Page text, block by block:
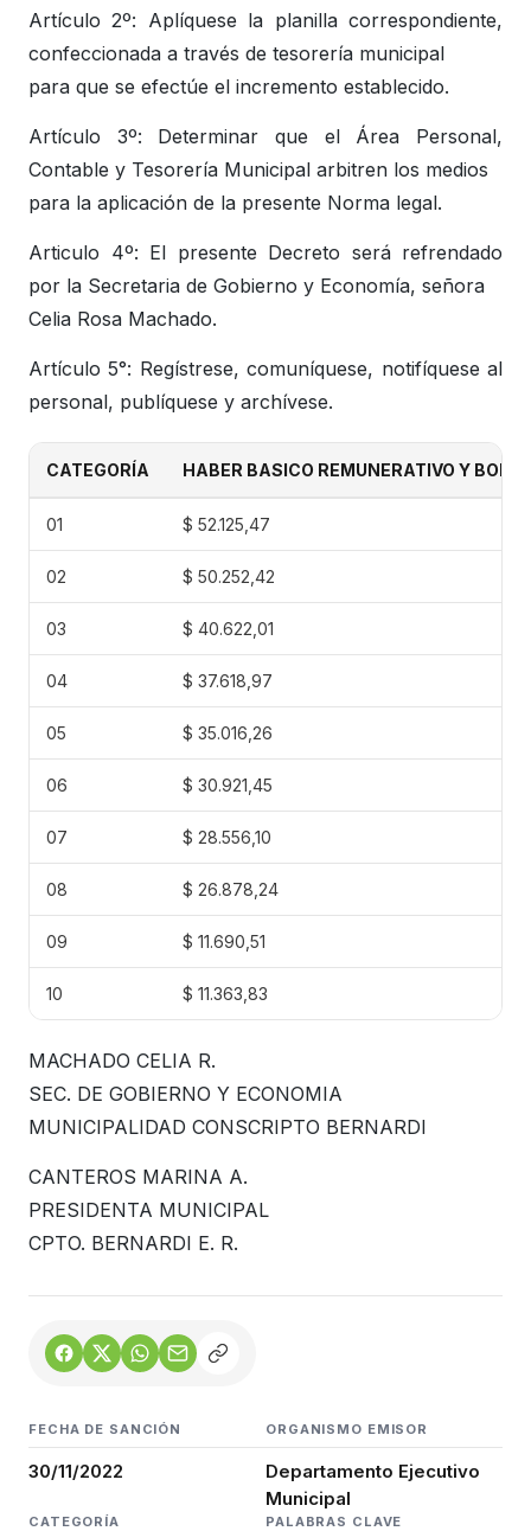
Artículo 2º: Aplíquese la planilla correspondiente,
confeccionada a través de tesorería municipal
para que se efectúe el incremento establecido.
Artículo 3º: Determinar que el Área Personal,
Contable y Tesorería Municipal arbitren los medios
para la aplicación de la presente Norma legal.
Articulo 4º: El presente Decreto será refrendado
por la Secretaria de Gobierno y Economía, señora
Celia Rosa Machado.
Artículo 5°: Regístrese, comuníquese, notifíquese al
personal, publíquese y archívese.
CATEGORÍA HABER BASICO REMUNERATIVO Y
01 $ 52.125,47
02 $ 50.252,42
03 $ 40.622,01
04 $ 37.618,97
05 $ 35.016,26
06 $ 30.921,45
07 $ 28.556,10
08 $ 26.878,24
09 $ 11.690,51
10 $ 11.363,83
MACHADO CELIA R.
SEC. DE GOBIERNO Y ECONOMIA
MUNICIPALIDAD CONSCRIPTO BERNARDI
CANTEROS MARINA A.
PRESIDENTA MUNICIPAL
CPTO. BERNARDI E. R.
FECHA DE SANCIÓN
30/11/2022
ORGANISMO EMISOR
Departamento Ejecutivo
Municipal
CATEGORÍA PALABRAS CLAVE